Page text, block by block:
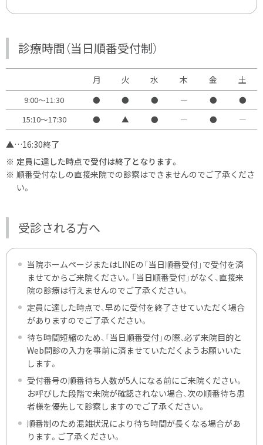
診療時間（当日順番受付制）
月 火 水 木 金 土
9:00〜11:30 ● ● ● ― ●
●
15:10〜17:30
● ▲ ● ― ● ―
▲…16:30終了
定員に達した時点で受付は終了となります。
順番受付なしの直接来院での診察はできませんのでご了承くださ
い。
受診される方へ
当院ホームページまたはLINEの「当日順番受付」で受付を済
ませてからご来院ください。「当日順番受付」がなく、直接来
院の診療は行えませんのでご了承ください。
定員に達した時点で、早めに受付を終了させていただく場合
がありますのでご了承ください。
待ち時間短縮のため、「当日順番受付」の際、必ず来院目的と
Web問診の入力を事前に済ませていただくようお願いいた
します。
受付番号の順番待ち人数が5人になる前にご来院ください。
お呼びした段階で来院が確認されない場合、次の順番待ち患
者様を優先して診察しますのでご了承ください。
順番制のため混雑状況により待ち時間が長くなる場合があ
ります。ご了承ください。